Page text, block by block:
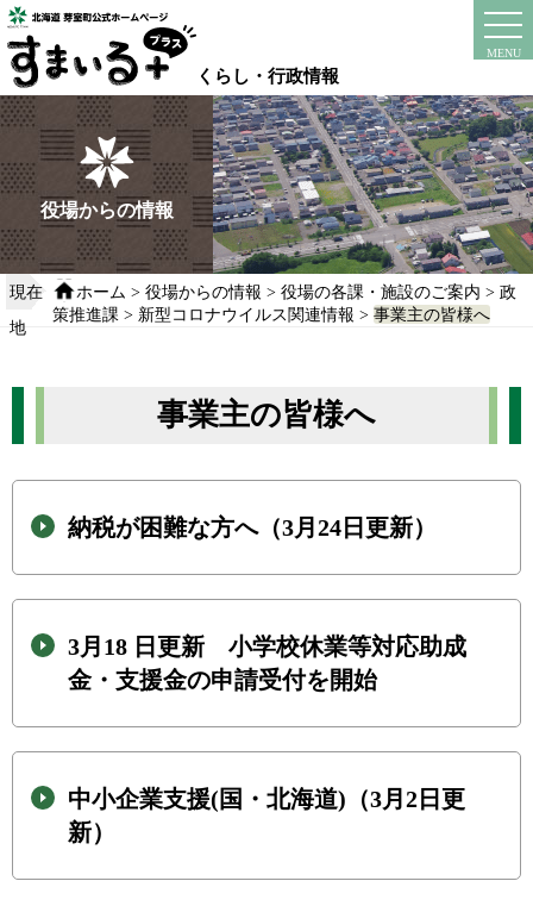
本
文
へ
移
動
る
くらし・行政情報
MENU
instagram
役場からの情報
現在
地
ホーム >役場からの情報 >役場の各課・施設のご案内 >政
策推進課 > 新型コロナウイルス関連情報 >事業主の皆様へ
事業主の皆様へ
納税が困難な方へ（3月24日更新）
3月18 日更新 小学校休業等対応助成
金・支援金の申請受付を開始
中小企業支援(国・北海道)（3月2日更
新）